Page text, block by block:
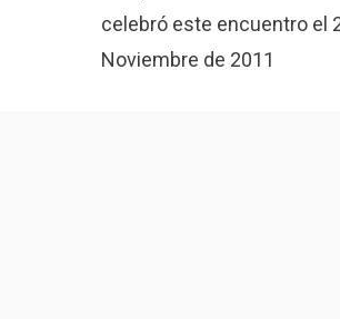
celebró este encuentro el
Noviembre de 2011